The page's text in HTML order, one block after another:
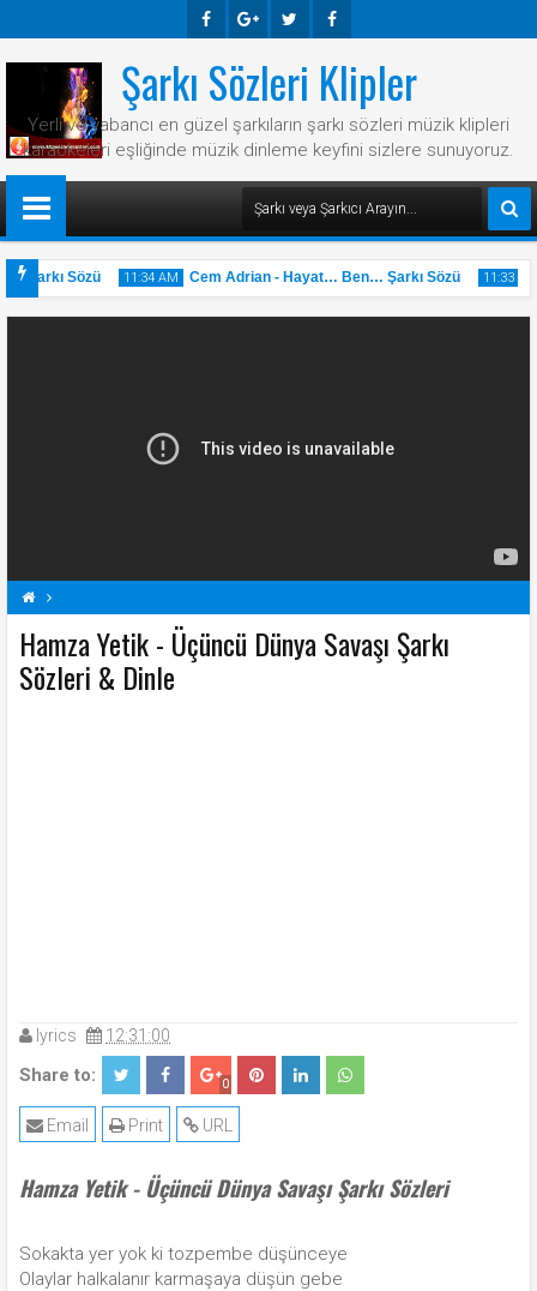
Ook E-
Plus
R Ook
Şarkı Sözleri Klipler
Yerli ve yabancı en güzel şarkıların şarkı sözleri müzik klipleri
karaokeleri eşliğinde müzik dinleme keyfini sizlere sunuyoruz.
Şarkı Sözü 11:34 AM
May
2025
Cem Adrian - Hayat… Ben… Şarkı Sözü 11:33 AM
H Hamza Yetik Şarkı Sözleri
Şarkı Sözleri
Üçüncü Dünya Savaşı Şarkı Sözleri
Hamza Yetik - Üçüncü Dünya Savaşı Şarkı
Sözleri & Dinle
lyrics 12:31:00
Share to: 0
URL
Print
Email
Hamza Yetik - Üçüncü Dünya Savaşı Şarkı Sözleri
Sokakta yer yok ki tozpembe düşünceye
Olaylar halkalanır karmaşaya düşün gebe